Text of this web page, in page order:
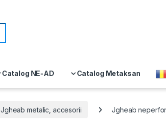
Catalog NE-AD Catalog Metaksan
Jgheab metalic, accesorii Jgheab